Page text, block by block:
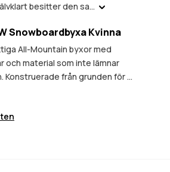
besitter den sa...
Snowboardbyxa Kvinna
All-Mountain byxor med
och material som inte lämnar
Konstruerade från grunden för ...